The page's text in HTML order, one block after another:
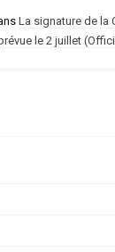
La signature de la
le 2 juillet